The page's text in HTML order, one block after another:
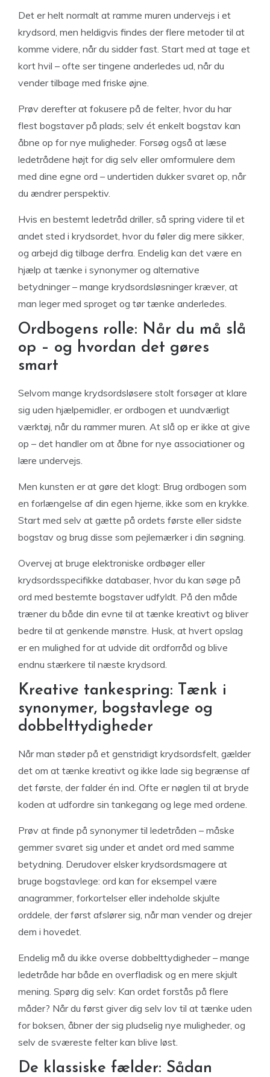
Det er helt normalt at ramme muren undervejs i et
krydsord, men heldigvis findes der flere metoder til at
komme videre, når du sidder fast. Start med at tage et
kort hvil – ofte ser tingene anderledes ud, når du
vender tilbage med friske øjne.
Prøv derefter at fokusere på de felter, hvor du har
flest bogstaver på plads; selv ét enkelt bogstav kan
åbne op for nye muligheder. Forsøg også at læse
ledetrådene højt for dig selv eller omformulere dem
med dine egne ord – undertiden dukker svaret op, når
du ændrer perspektiv.
Hvis en bestemt ledetråd driller, så spring videre til et
andet sted i krydsordet, hvor du føler dig mere sikker,
og arbejd dig tilbage derfra. Endelig kan det være en
hjælp at tænke i synonymer og alternative
betydninger – mange krydsordsløsninger kræver, at
man leger med sproget og tør tænke anderledes.
Ordbogens rolle: Når du må slå
op – og hvordan det gøres
smart
Selvom mange krydsordsløsere stolt forsøger at klare
sig uden hjælpemidler, er ordbogen et uundværligt
værktøj, når du rammer muren. At slå op er ikke at give
op – det handler om at åbne for nye associationer og
lære undervejs.
Men kunsten er at gøre det klogt: Brug ordbogen som
en forlængelse af din egen hjerne, ikke som en krykke.
Start med selv at gætte på ordets første eller sidste
bogstav og brug disse som pejlemærker i din søgning.
Overvej at bruge elektroniske ordbøger eller
krydsordsspecifikke databaser, hvor du kan søge på
ord med bestemte bogstaver udfyldt. På den måde
træner du både din evne til at tænke kreativt og bliver
bedre til at genkende mønstre. Husk, at hvert opslag
er en mulighed for at udvide dit ordforråd og blive
endnu stærkere til næste krydsord.
Kreative tankespring: Tænk i
synonymer, bogstavlege og
dobbelttydigheder
Når man støder på et genstridigt krydsordsfelt, gælder
det om at tænke kreativt og ikke lade sig begrænse af
det første, der falder én ind. Ofte er nøglen til at bryde
koden at udfordre sin tankegang og lege med ordene.
Prøv at finde på synonymer til ledetråden – måske
gemmer svaret sig under et andet ord med samme
betydning. Derudover elsker krydsordsmagere at
bruge bogstavlege: ord kan for eksempel være
anagrammer, forkortelser eller indeholde skjulte
orddele, der først afslører sig, når man vender og drejer
dem i hovedet.
Endelig må du ikke overse dobbelttydigheder – mange
ledetråde har både en overfladisk og en mere skjult
mening. Spørg dig selv: Kan ordet forstås på flere
måder? Når du først giver dig selv lov til at tænke uden
for boksen, åbner der sig pludselig nye muligheder, og
selv de sværeste felter kan blive løst.
De klassiske fælder: Sådan